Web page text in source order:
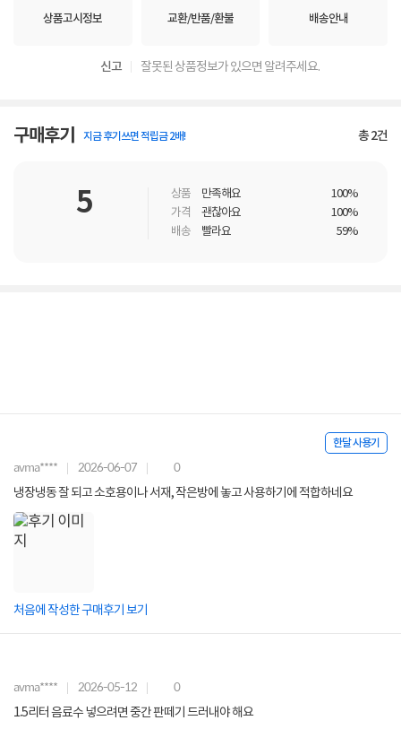
상품고시정보 교환/반품/환불 배송안내
신고 잘못된 상품정보가 있으면 알려주세요.
구매후기 지금 후기쓰면 적립금 2배! 총2건
5 상품 만족해요
100%
가격
괜찮아요
100%
배송
빨라요 59%
한달 사용기
avma**** 2026-06-07 0
냉장냉동 잘 되고 소호용이나 서재, 작은방에 놓고 사용하기에 적합하네요
처음에 작성한 구매후기 보기
avma**** 2026-05-12 0
1.5리터 음료수 넣으려면 중간 판떼기 드러내야 해요